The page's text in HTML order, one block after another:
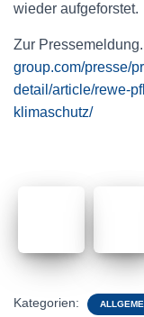
wieder aufgeforstet.
Zur Pressemeldung.
group.com/presse/
detail/article/rewe-
klimaschutz/
Kategorien: